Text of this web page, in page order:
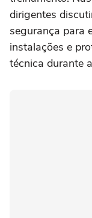
dirigentes
segurança para
instalações e
técnica durante